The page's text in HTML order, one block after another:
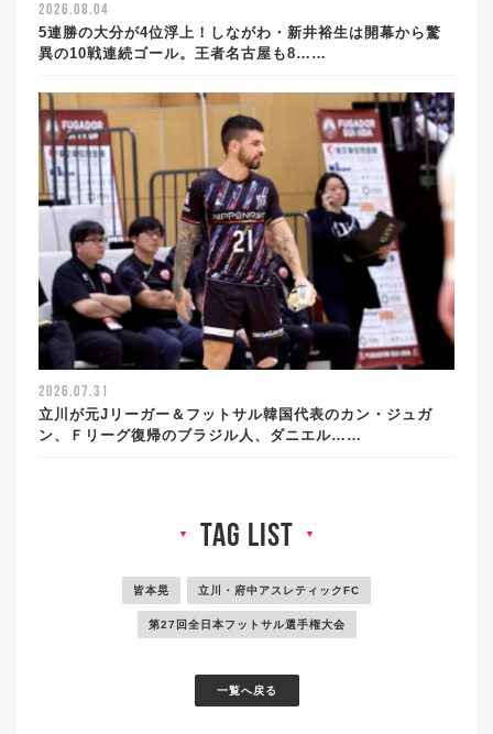
2026.08.04
5連勝の大分が4位浮上！しながわ・新井裕生は開幕から驚
異の10戦連続ゴール。王者名古屋も8……
2026.07.31
立川が元Jリーガー＆フットサル韓国代表のカン・ジュガ
ン、Ｆリーグ復帰のブラジル人、ダニエル……
▼ tag list ▼
皆本晃 立川・府中アスレティックFC
第27回全日本フットサル選手権大会
一覧へ戻る